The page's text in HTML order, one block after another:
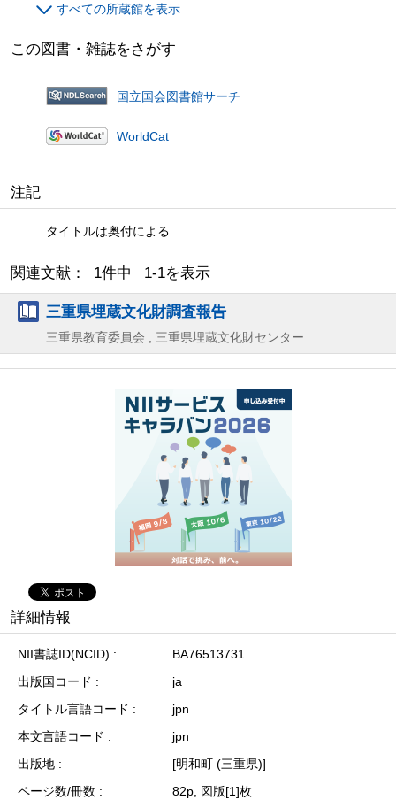
すべての所蔵館を表示
この図書・雑誌をさがす
国立国会図書館サーチ
WorldCat
注記
タイトルは奥付による
関連文献： 1件中 1-1を表示
三重県埋蔵文化財調査報告
三重県教育委員会 , 三重県埋蔵文化財センター
詳細情報
NII書誌ID(NCID)
BA76513731
出版国コード
ja
タイトル言語コード
jpn
本文言語コード
jpn
出版地
[明和町 (三重県)]
ページ数/冊数
82p, 図版[1]枚